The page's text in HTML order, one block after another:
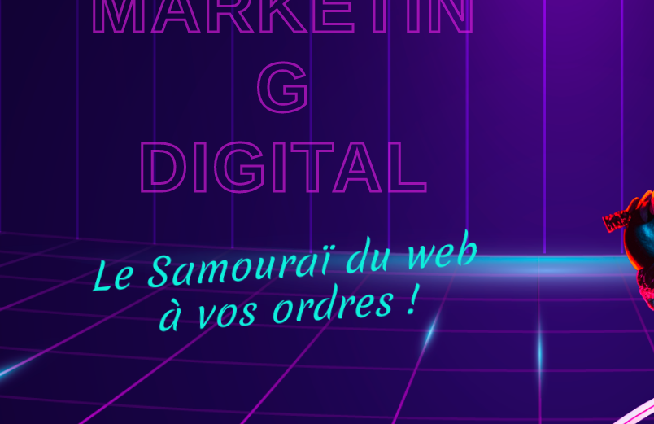
G
DIGITAL
Le Samouraï du web
à vos ordres !